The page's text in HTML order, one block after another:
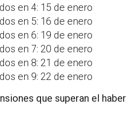
en 4: 15 de enero
en 5: 16 de enero
en 6: 19 de enero
en 7: 20 de enero
en 8: 21 de enero
en 9: 22 de enero
que superan el haber